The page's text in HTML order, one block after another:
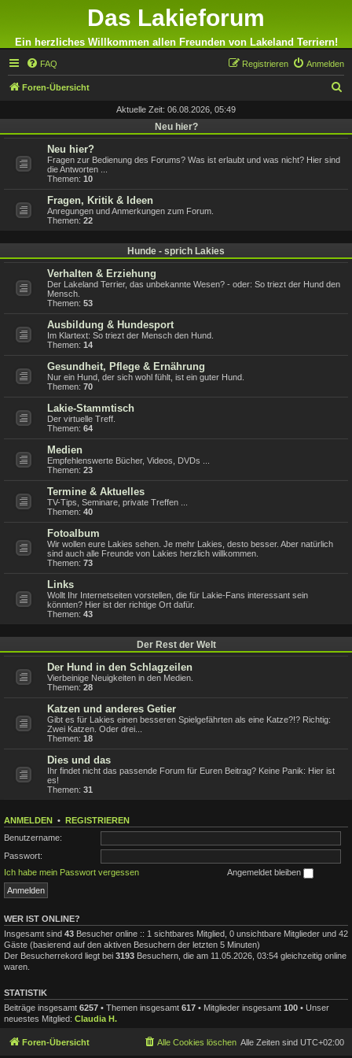
Das Lakieforum
Ein herzliches Willkommen allen Freunden von Lakeland Terriern!
FAQ Anmelden
Registrieren
Foren-Übersicht
Aktuelle Zeit: 06.08.2026, 05:49
Neu hier?
Neu hier?
Fragen zur Bedienung des Forums? Was ist erlaubt und was nicht? Hier sind
die Antworten ...
Themen: 10
Fragen, Kritik & Ideen
Anregungen und Anmerkungen zum Forum.
Themen: 22
Hunde - sprich Lakies
Verhalten & Erziehung
Der Lakeland Terrier, das unbekannte Wesen? - oder: So triezt der Hund den
Mensch.
Themen: 53
Ausbildung & Hundesport
Im Klartext: So triezt der Mensch den Hund.
Themen: 14
Gesundheit, Pflege & Ernährung
Nur ein Hund, der sich wohl fühlt, ist ein guter Hund.
Themen: 70
Lakie-Stammtisch
Der virtuelle Treff.
Themen: 64
Medien
Empfehlenswerte Bücher, Videos, DVDs ...
Themen: 23
Termine & Aktuelles
TV-Tips, Seminare, private Treffen ...
Themen: 40
Fotoalbum
Wir wollen eure Lakies sehen. Je mehr Lakies, desto besser. Aber natürlich
sind auch alle Freunde von Lakies herzlich willkommen.
Themen: 73
Links
Wollt Ihr Internetseiten vorstellen, die für Lakie-Fans interessant sein
könnten? Hier ist der richtige Ort dafür.
Themen: 43
Der Rest der Welt
Der Hund in den Schlagzeilen
Vierbeinige Neuigkeiten in den Medien.
Themen: 28
Katzen und anderes Getier
Gibt es für Lakies einen besseren Spielgefährten als eine Katze?!? Richtig:
Zwei Katzen. Oder drei...
Themen: 18
Dies und das
Ihr findet nicht das passende Forum für Euren Beitrag? Keine Panik: Hier ist
es!
Themen: 31
ANMELDEN • REGISTRIEREN
Benutzername:
Passwort:
Ich habe mein Passwort vergessen
Angemeldet bleiben
WER IST ONLINE?
Insgesamt sind 43 Besucher online :: 1 sichtbares Mitglied, 0 unsichtbare Mitglieder und 42
Gäste (basierend auf den aktiven Besuchern der letzten 5 Minuten)
Der Besucherrekord liegt bei 3193 Besuchern, die am 11.05.2026, 03:54 gleichzeitig online
waren.
STATISTIK
Beiträge insgesamt 6257 • Themen insgesamt 617 • Mitglieder insgesamt 100 • Unser
neuestes Mitglied: Claudia H.
Foren-Übersicht Alle Zeiten sind UTC+02:00
Alle Cookies löschen